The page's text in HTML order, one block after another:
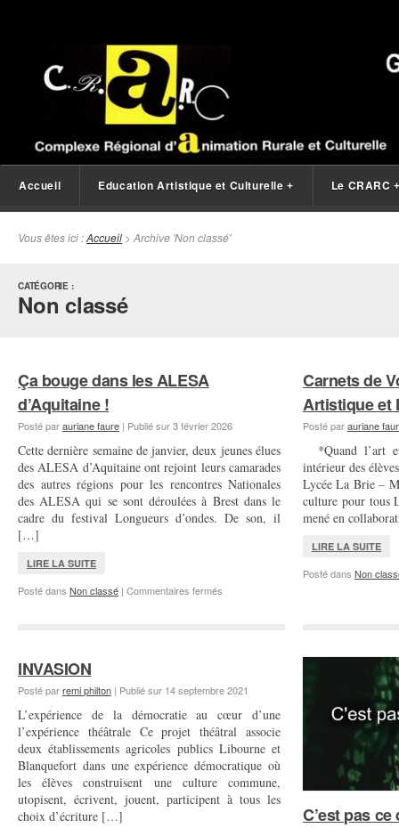
Accueil Education Artistique et Culturelle + Le CRARC
Vous êtes ici :Accueil > Archive 'Non classé'
CATÉGORIE :
Non classé
Ça bouge dans les ALESA
d’Aquitaine !
Posté parauriane faure | Publié sur3 février 2026
Cette dernière semaine de janvier, deux jeunes élues
des ALESA d’Aquitaine ont rejoint leurs camarades
des autres régions pour les rencontres Nationales
des ALESA qui se sont déroulées à Brest dans le
cadre du festival Longueurs d’ondes. De son, il
[…]
LIRE LA SUITE
Posté dans Non classé | Commentaires fermés
!
Carnets de
Artistique et
Posté parauriane
*Quand l’art
intérieur des
Lycée La Brie –
culture pour tous
mené en
LIRE LA SUITE
Posté dans Non
INVASION
Posté parremi philton | Publié sur 14 septembre 2021
L’expérience de la démocratie au cœur d’une
l’expérience théâtrale Ce projet théâtral associe
deux établissements agricoles publics Libourne et
Blanquefort dans une expérience démocratique où
les élèves construisent une culture commune,
utopisent, écrivent, jouent, participent à tous les
choix d’écriture […]
C’est pas